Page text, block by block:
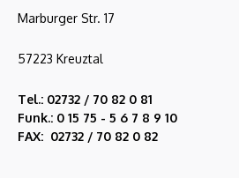
Marburger Str. 17
57223 Kreuztal
Tel.: 02732 / 70 82 0 81
Funk.: 0 15 75 - 5 6 7 8 9 10
FAX: 02732 / 70 82 0 82